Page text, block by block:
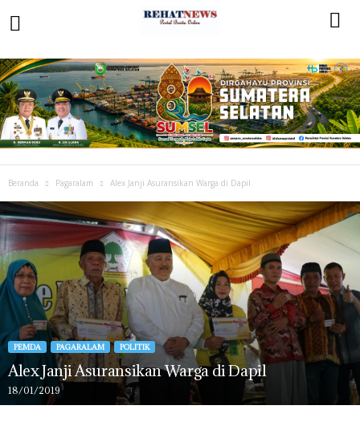
Beranda Pagaralam Alex Janji Asuransikan Warga di Dapil
PEMDA PAGARALAM POLITIK
Alex Janji Asuransikan Warga di Dapil
18/01/2019